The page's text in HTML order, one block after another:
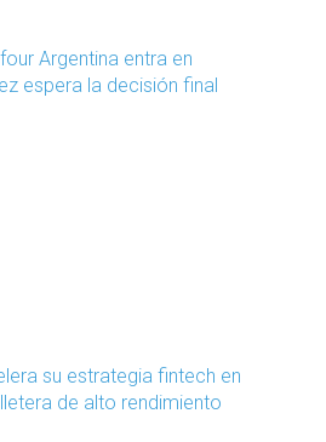
Argentina entra en
espera la decisión final
su estrategia fintech en
de alto rendimiento